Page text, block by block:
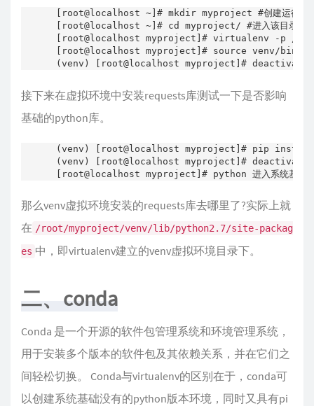
[root@localhost ~]# mkdir myproject #创建运行虚拟
[root@localhost ~]# cd myproject/ #进入该目录
[root@localhost myproject]# virtualenv -p /usr/bin/
[root@localhost myproject]# source venv/bin/activate
(venv) [root@localhost myproject]# deactivate #表
接下来在虚拟环境中安装requests库测试一下是否影响
基础的python库。
(venv) [root@localhost myproject]# pip
(venv) [root@localhost myproject]# deactivate #
[root@localhost myproject]# python 进入系统基础
那么venv虚拟环境安装的requests库去哪里了?实际上就
在 /root/myproject/venv/lib/python2.7/site-packag
es 中，即virtualenv建立的venv虚拟环境目录下。
二、conda
Conda 是一个开源的软件包管理系统和环境管理系统，
用于安装多个版本的软件包及其依赖关系，并在它们之
间轻松切换。 Conda与virtualenv的区别在于，conda可
以创建系统基础没有的python版本环境，同时又具有pi